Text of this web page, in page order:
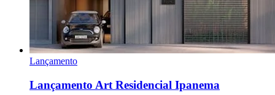
Lançamento
Lançamento Art Residencial Ipanema